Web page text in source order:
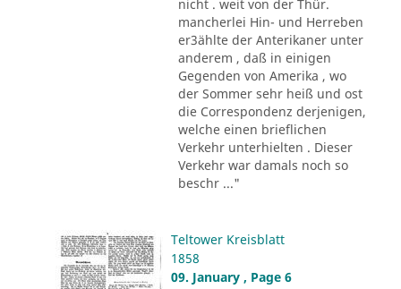
nicht . weit von der Thür.
mancherlei Hin- und Herreben
er3ählte der Anterikaner unter
anderem , daß in einigen
Gegenden von Amerika , wo
der Sommer sehr heiß und ost
die Correspondenz derjenigen,
welche einen brieflichen
Verkehr unterhielten . Dieser
Verkehr war damals noch so
beschr ..."
Teltower Kreisblatt
1858
09. January , Page 6